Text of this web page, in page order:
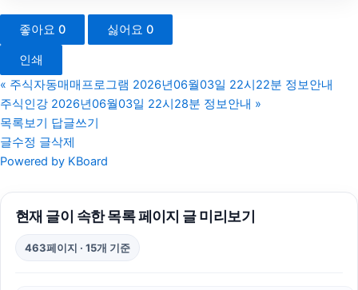
폰테크
강동하수구막힘
좋아요 0 싫어요 0
인쇄
« 주식자동매매프로그램 2026년06월03일 22시22분 정보안내
주식인강 2026년06월03일 22시28분 정보안내 »
목록보기 답글쓰기
글수정 글삭제
Powered by KBoard
현재 글이 속한 목록 페이지 글 미리보기
463페이지 · 15개 기준